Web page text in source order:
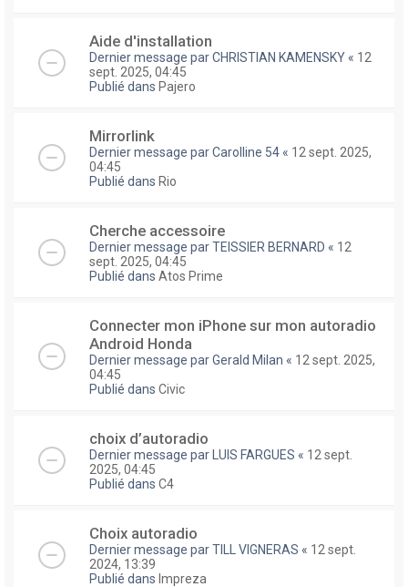
Aide d'installation
Dernier message parCHRISTIAN KAMENSKY « 12
sept. 2025, 04:45
Publié dans Pajero
Mirrorlink
Dernier message parCarolline 54 « 12 sept. 2025,
04:45
Publié dans Rio
Cherche accessoire
Dernier message parTEISSIER BERNARD « 12
sept. 2025, 04:45
Publié dans Atos Prime
Connecter mon iPhone sur mon autoradio
Android Honda
Dernier message parGerald Milan « 12 sept. 2025,
04:45
Publié dans Civic
choix d’autoradio
Dernier message par LUIS FARGUES « 12 sept.
2025, 04:45
Publié dans C4
Choix autoradio
Dernier message parTILL VIGNERAS « 12 sept.
2024, 13:39
Publié dans Impreza